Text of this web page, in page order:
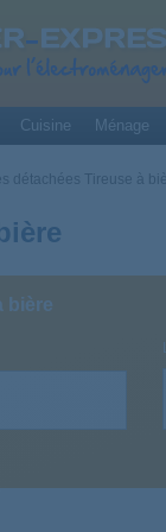
Cuisine Ménage
détachées Tireuse à
bière